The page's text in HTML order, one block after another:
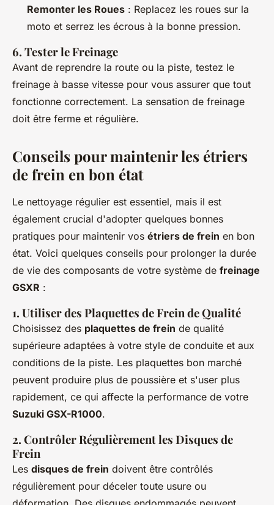
Remonter les Roues : Replacez les roues sur la
moto et serrez les écrous à la bonne pression.
6. Tester le Freinage
Avant de reprendre la route ou la piste, testez le
freinage à basse vitesse pour vous assurer que tout
fonctionne correctement. La sensation de freinage
doit être ferme et régulière.
Conseils pour maintenir les étriers
de frein en bon état
Le nettoyage régulier est essentiel, mais il est
également crucial d'adopter quelques bonnes
pratiques pour maintenir vos étriers de frein en bon
état. Voici quelques conseils pour prolonger la durée
de vie des composants de votre système de freinage
GSXR :
1. Utiliser des Plaquettes de Frein de Qualité
Choisissez des plaquettes de frein de qualité
supérieure adaptées à votre style de conduite et aux
conditions de la piste. Les plaquettes bon marché
peuvent produire plus de poussière et s'user plus
rapidement, ce qui affecte la performance de votre
Suzuki GSX-R1000.
2. Contrôler Régulièrement les Disques de
Frein
Les disques de frein doivent être contrôlés
régulièrement pour déceler toute usure ou